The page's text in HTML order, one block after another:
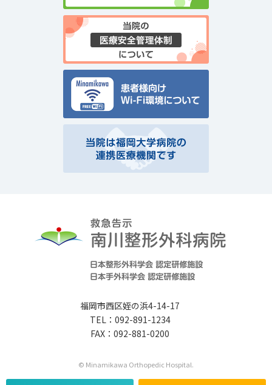
福岡市西区姪の浜4-14-17
TEL：092-891-1234
FAX：092-881-0200
© Minamikawa Orthopedic Hospital.